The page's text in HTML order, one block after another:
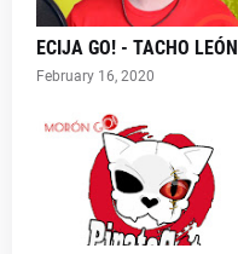
ECIJA GO! - TACHO LEÓN
February 16, 2020